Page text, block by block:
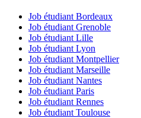
Job étudiant Bordeaux
Job étudiant Grenoble
Job étudiant Lille
Job étudiant Lyon
Job étudiant Montpellier
Job étudiant Marseille
Job étudiant Nantes
Job étudiant Paris
Job étudiant Rennes
Job étudiant Toulouse